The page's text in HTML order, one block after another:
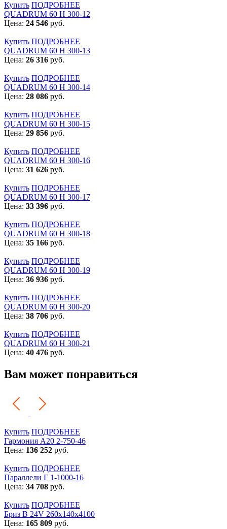
Купить ПОДРОБНЕЕ
QUADRUM 60 H 300-12
Цена: 24 546 руб.
Купить ПОДРОБНЕЕ
QUADRUM 60 H 300-13
Цена: 26 316 руб.
Купить ПОДРОБНЕЕ
QUADRUM 60 H 300-14
Цена: 28 086 руб.
Купить ПОДРОБНЕЕ
QUADRUM 60 H 300-15
Цена: 29 856 руб.
Купить ПОДРОБНЕЕ
QUADRUM 60 H 300-16
Цена: 31 626 руб.
Купить ПОДРОБНЕЕ
QUADRUM 60 H 300-17
Цена: 33 396 руб.
Купить ПОДРОБНЕЕ
QUADRUM 60 H 300-18
Цена: 35 166 руб.
Купить ПОДРОБНЕЕ
QUADRUM 60 H 300-19
Цена: 36 936 руб.
Купить ПОДРОБНЕЕ
QUADRUM 60 H 300-20
Цена: 38 706 руб.
Купить ПОДРОБНЕЕ
QUADRUM 60 H 300-21
Цена: 40 476 руб.
Вам может понравиться
Купить ПОДРОБНЕЕ
Гармония А20 2-750-46
Цена: 136 252 руб.
Купить ПОДРОБНЕЕ
Параллели Г 1-1000-16
Цена: 34 708 руб.
Купить ПОДРОБНЕЕ
Бриз В 24V 260x140x4100
Цена: 165 809 руб.